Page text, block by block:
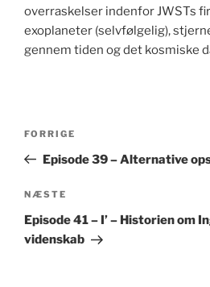
overraskelser indenfor JWSTs
exoplaneter (selvfølgelig),
gennem tiden og det kosmiske
Forrige
indlæg
FORRIGE
Episode 39 – Alternative
Næste
indlæg
NÆSTE
Episode 41 – I’ – Historien om
videnskab